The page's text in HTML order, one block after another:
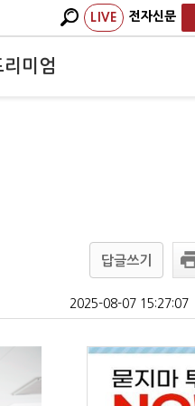
LIVE 전자신문
리미엄
답글쓰기
2025-08-07 15:27:07